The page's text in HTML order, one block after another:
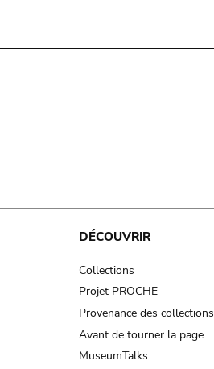
DÉCOUVRIR
Collections
Projet PROCHE
Provenance des collections
Avant de tourner la page…
MuseumTalks